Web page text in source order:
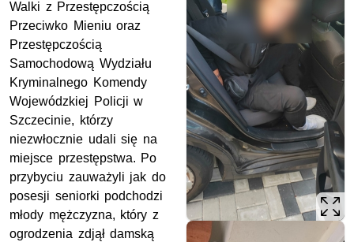
Walki z Przestępczością
Przeciwko Mieniu oraz
Przestępczością
Samochodową Wydziału
Kryminalnego Komendy
Wojewódzkiej Policji w
Szczecinie, którzy
niezwłocznie udali się na
miejsce przestępstwa. Po
przybyciu zauważyli jak do
posesji seniorki podchodzi
młody mężczyzna, który z
ogrodzenia zdjął damską